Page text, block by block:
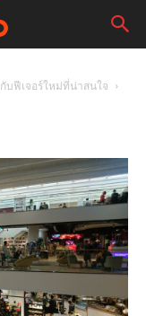
บฟีเจอร์ใหม่ที่น่าสนใจ